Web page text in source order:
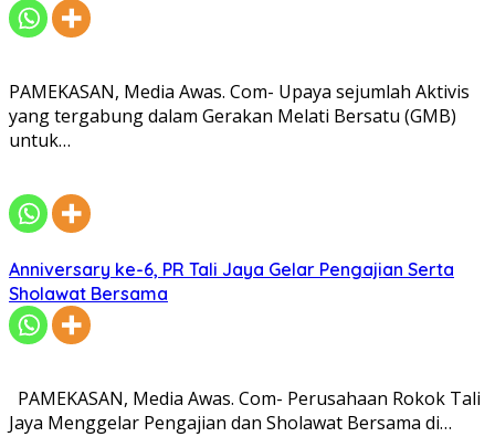
PAMEKASAN, Media Awas. Com- Upaya sejumlah Aktivis
yang tergabung dalam Gerakan Melati Bersatu (GMB)
untuk…
Anniversary ke-6, PR Tali Jaya Gelar Pengajian Serta
Sholawat Bersama
PAMEKASAN, Media Awas. Com- Perusahaan Rokok Tali
Jaya Menggelar Pengajian dan Sholawat Bersama di…